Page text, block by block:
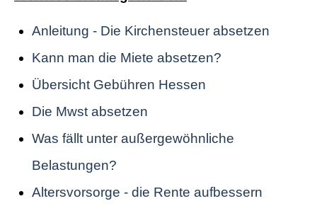
Anleitung - Die Kirchensteuer absetzen
Kann man die Miete absetzen?
Übersicht Gebühren Hessen
Die Mwst absetzen
Was fällt unter außergewöhnliche
Belastungen?
Altersvorsorge - die Rente aufbessern